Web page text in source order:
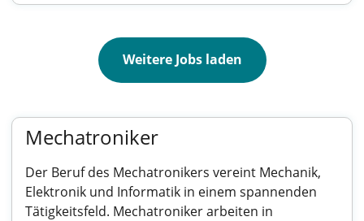
Weitere Jobs laden
Mechatroniker
Der Beruf des Mechatronikers vereint Mechanik,
Elektronik und Informatik in einem spannenden
Tätigkeitsfeld. Mechatroniker arbeiten in